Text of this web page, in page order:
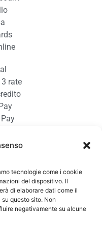
tecnologie come i cookie
del dispositivo. Il
di elaborare dati come il
questo sito. Non
negativamente su alcune
rate
consegna
2026 | P.iva